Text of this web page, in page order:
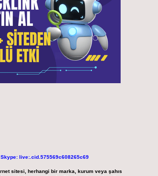
Skype: live:.cid.575569c608265c69
sitesi, herhangi bir marka, kurum veya şahıs